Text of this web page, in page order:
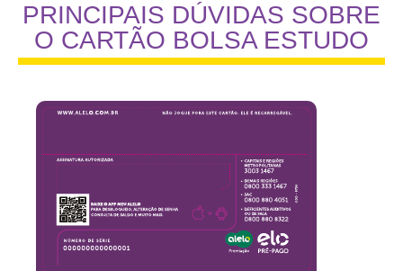
PRINCIPAIS DÚVIDAS SOBRE
O CARTÃO BOLSA ESTUDO